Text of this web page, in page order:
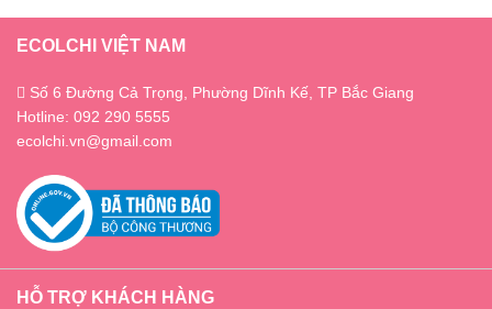
ECOLCHI VIỆT NAM
Số 6 Đường Cả Trọng, Phường Dĩnh Kế, TP Bắc Giang
Hotline: 092 290 5555
ecolchi.vn@gmail.com
HỖ TRỢ KHÁCH HÀNG